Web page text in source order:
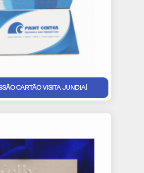
CARTÃO VISITA JUNDIAÍ